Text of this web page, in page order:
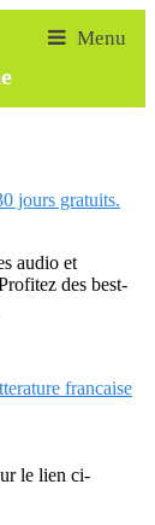
jours gratuits.
audio et
des best-
francaise
le lien ci-